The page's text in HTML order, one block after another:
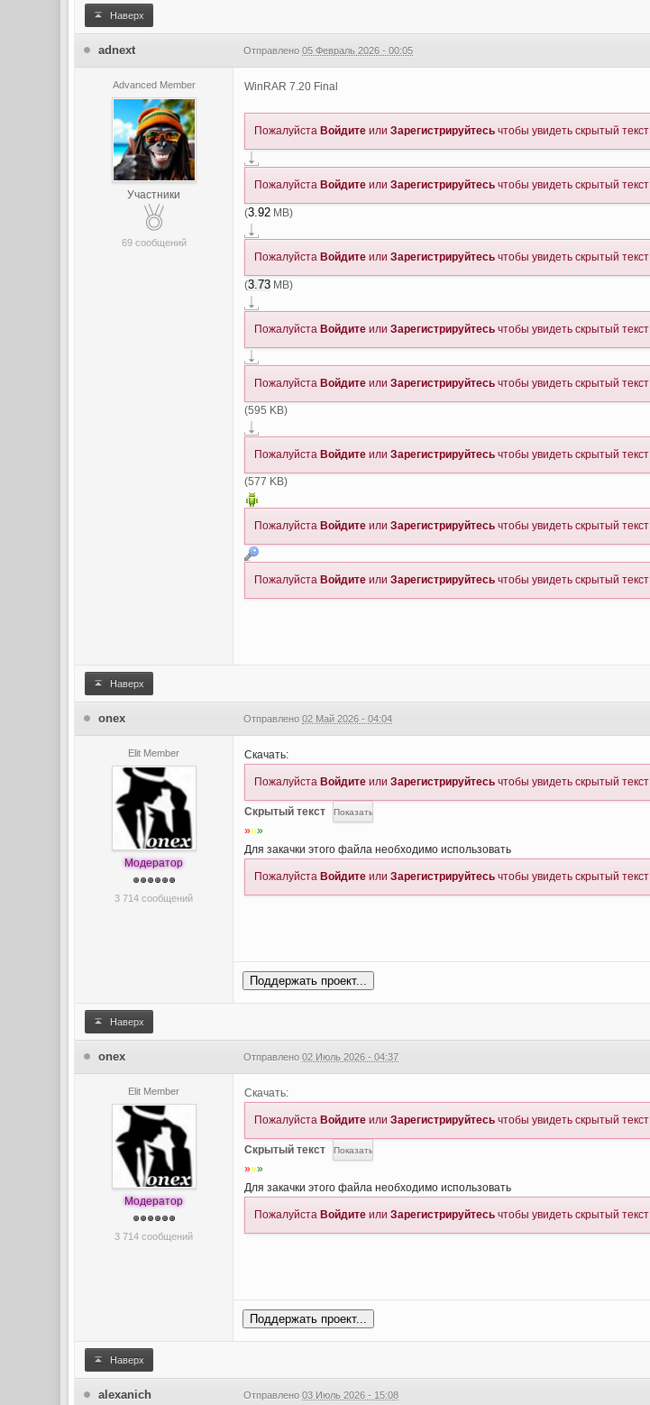
Наверх
adnext Отправлено05 Февраль 2026 - 00:05
Advanced Member
Участники
69 сообщений
WinRAR 7.20 Final
Пожалуйста Войдите илиЗарегистрируйтесь чтобы увидеть скрытый текст
Пожалуйста Войдите илиЗарегистрируйтесь чтобы увидеть скрытый текст
(3.92 MB)
Пожалуйста Войдите илиЗарегистрируйтесь чтобы увидеть скрытый текст
(3.73 MB)
Пожалуйста Войдите илиЗарегистрируйтесь чтобы увидеть скрытый текст
Пожалуйста Войдите илиЗарегистрируйтесь чтобы увидеть скрытый текст
(595 KB)
Пожалуйста Войдите илиЗарегистрируйтесь чтобы увидеть скрытый текст
(577 KB)
Пожалуйста Войдите илиЗарегистрируйтесь чтобы увидеть скрытый текст
Пожалуйста Войдите илиЗарегистрируйтесь чтобы увидеть скрытый текст
Наверх
onex Отправлено02 Май 2026 - 04:04
Elit Member
Модератор
3 714 сообщений
Скачать:
Пожалуйста Войдите илиЗарегистрируйтесь чтобы увидеть скрытый текст
Скрытый текст
»»»
Для закачки этого файла необходимо использовать
Пожалуйста Войдите илиЗарегистрируйтесь чтобы увидеть скрытый текст
Поддержать проект...
Наверх
onex Отправлено02 Июль 2026 - 04:37
Elit Member
Модератор
3 714 сообщений
Скачать:
Пожалуйста Войдите илиЗарегистрируйтесь чтобы увидеть скрытый текст
Скрытый текст
»»»
Для закачки этого файла необходимо использовать
Пожалуйста Войдите илиЗарегистрируйтесь чтобы увидеть скрытый текст
Поддержать проект...
Наверх
alexanich Отправлено03 Июль 2026 - 15:08